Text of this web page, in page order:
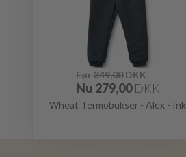
Før349,00DKK
Nu 279,00 DKK
Wheat Termobukser - Alex - Ink